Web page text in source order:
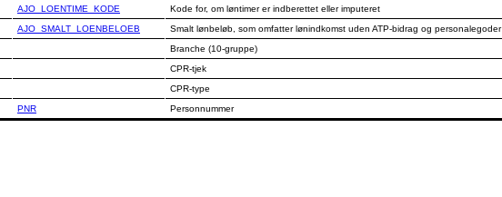
AJO_LOENTIME_KODE Kode for, om løntimer er indberettet eller imputeret
AJO_SMALT_LOENBELOEB Smalt lønbeløb, som omfatter lønindkomst uden ATP-bidrag og personalegoder
Branche (10-gruppe)
CPR-tjek
CPR-type
PNR Personnummer